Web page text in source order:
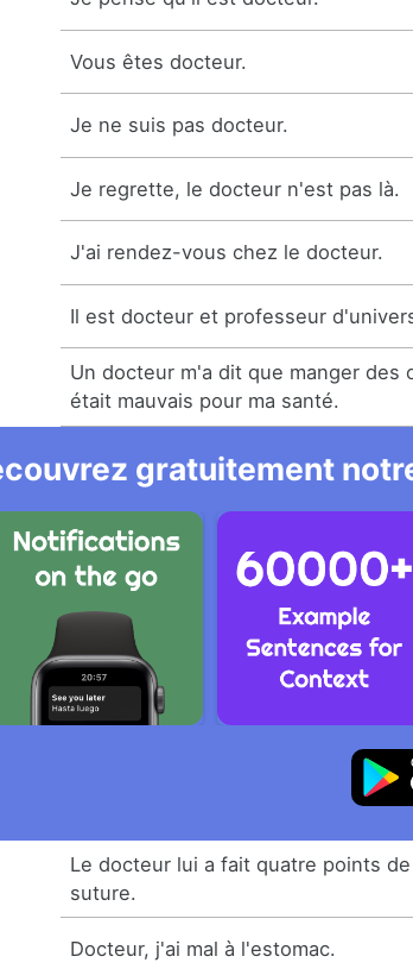
Vous êtes docteur.
Je ne suis pas docteur.
Je regrette, le docteur n'est pas là.
J'ai rendez-vous chez le docteur.
Il est docteur et professeur
Un docteur m'a dit que manger des
était mauvais pour ma santé.
gratuitement
Le docteur lui a fait quatre points de
suture.
Docteur, j'ai mal à l'estomac.